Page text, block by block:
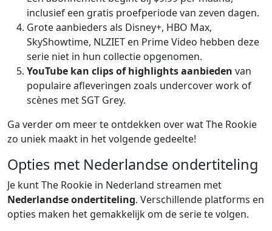
inclusief een gratis proefperiode van zeven dagen.
Grote aanbieders als Disney+, HBO Max,
SkyShowtime, NLZIET en Prime Video hebben deze
serie niet in hun collectie opgenomen.
YouTube kan clips of highlights aanbieden van
populaire afleveringen zoals undercover work of
scènes met SGT Grey.
Ga verder om meer te ontdekken over wat The Rookie
zo uniek maakt in het volgende gedeelte!
Opties met Nederlandse ondertiteling
Je kunt The Rookie in Nederland streamen met
Nederlandse ondertiteling. Verschillende platforms en
opties maken het gemakkelijk om de serie te volgen.